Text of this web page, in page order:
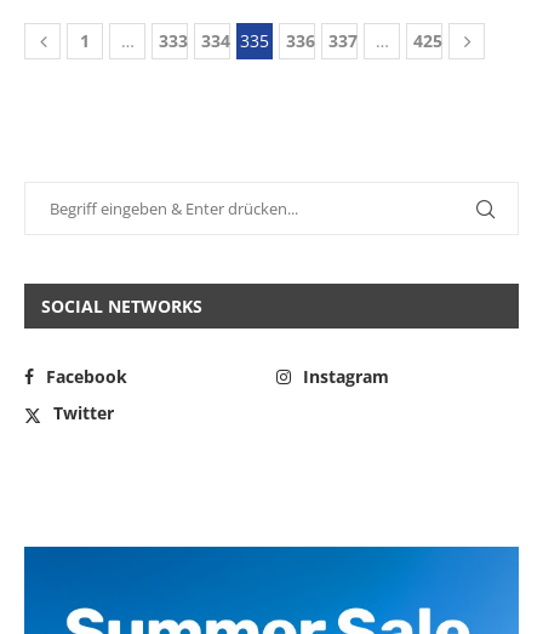
1 … 333 334 335 336 337 … 425
SOCIAL NETWORKS
Facebook
Instagram
Twitter